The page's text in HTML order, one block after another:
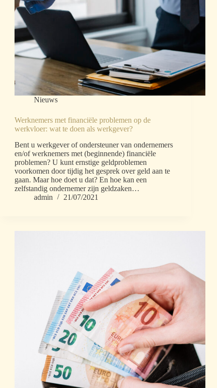
Nieuws
Werknemers met financiële problemen op de
werkvloer: wat te doen als werkgever?
Bent u werkgever of ondersteuner van ondernemers
en/of werknemers met (beginnende) financiële
problemen? U kunt ernstige geldproblemen
voorkomen door tijdig het gesprek over geld aan te
gaan. Maar hoe doet u dat? En hoe kan een
zelfstandig ondernemer zijn geldzaken…
admin
21/07/2021